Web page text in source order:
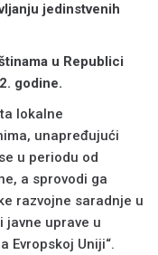
jedinstvenih
u Republici
godine.
lokalne
unapređujući
u periodu od
a sprovodi ga
razvojne saradnje u
javne uprave u
Evropskoj Uniji“.